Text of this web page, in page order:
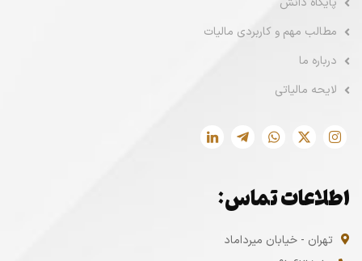
مطالب مهم و کاربردی مالیات
درباره ما
لایحه مالیاتی
اطلاعات تماس:
تهران - خیابان میرداماد